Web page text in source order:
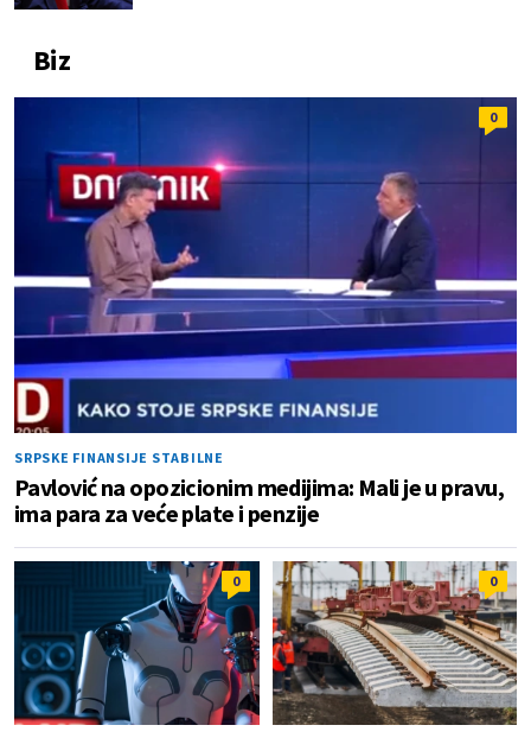
Biz
0
SRPSKE FINANSIJE STABILNE
Pavlović na opozicionim medijima: Mali je u pravu,
ima para za veće plate i penzije
0 0